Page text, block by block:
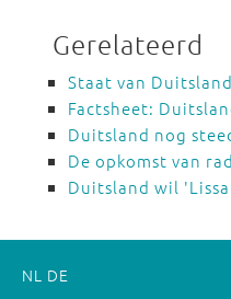
Gerelateerd
Staat van
Factsheet:
Duitsland nog
De opkomst van
Duitsland wil
NL DE